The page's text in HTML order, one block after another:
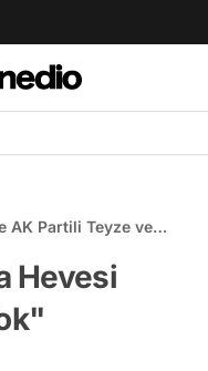
AK Partili Teyze ve
Hevesi